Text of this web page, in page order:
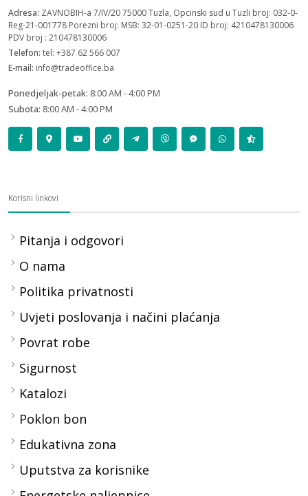
Adresa: ZAVNOBIH-a 7/IV/20 75000 Tuzla, Opcinski sud u Tuzli broj: 032-0-
Reg-21-001778 Porezni broj: MSB: 32-01-0251-20 ID broj: 4210478130006
PDV broj : 210478130006
Telefon: tel: +387 62 566 007
E-mail: info@tradeoffice.ba
Ponedjeljak-petak: 8:00 AM - 4:00 PM
Subota: 8:00 AM - 4:00 PM
Korisni linkovi
Pitanja i odgovori
O nama
Politika privatnosti
Uvjeti poslovanja i načini plaćanja
Povrat robe
Sigurnost
Katalozi
Poklon bon
Edukativna zona
Uputstva za korisnike